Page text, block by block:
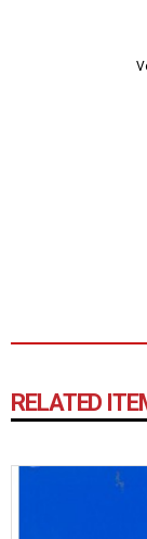
RELATED